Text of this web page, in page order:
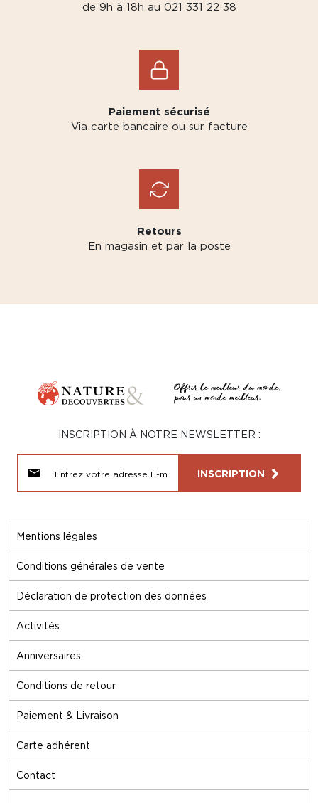
de 9h à 18h au 021 331 22 38
Paiement sécurisé
Via carte bancaire ou sur facture
Retours
En magasin et par la poste
Mentions légales
Conditions générales de vente
Déclaration de protection des données
Activités
Anniversaires
Conditions de retour
Paiement & Livraison
Carte adhérent
Contact
INSCRIPTION À NOTRE NEWSLETTER :
INSCRIPTION